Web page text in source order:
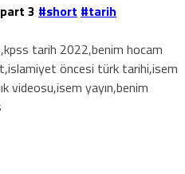
3 #short #tarih
tarih 2022,benim hocam
öncesi türk tarihi,isem
videosu,isem yayın,benim